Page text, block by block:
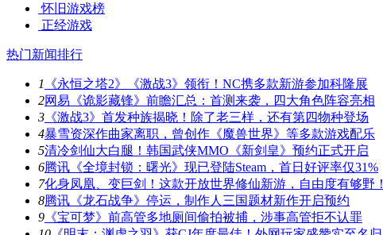
怀旧游戏榜
正经游戏
热门新闻排行
1
《永恒之塔2》《激战3》领衔！NC携多款新游参加科隆展
2网易《诡影藏锋》前瞻汇总：首测来袭，四大角色阵容亮相
3 《激战3》首发种族揭晓！除了老三样，还有第四物种登场
4暴雪资深作曲家离职，曾创作《魔兽世界》等多款游戏配乐
5清冷剑仙大白腿！韩国武侠MMO《新剑皇》预约正式开启
6腾讯《全境封锁：曙光》现已登陆Steam，首日好评率仅31%
7化身凤凰、变巨剑！这款开放世界修仙新游，自由度有够野！
8腾讯《龙石战争》停运，制作人三国题材新作开启预约
9 《宝可梦》前高管多地厕间偷拍被捕，涉事高管拒不认罪